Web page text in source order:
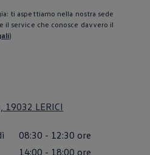
e Capital Safe +
chiavi in mano
con disabilità
Plug-In
e autonomia
ti aspettiamo nella nostra sede
il service che conosce davvero il
)
19032 LERICI
08:30 - 12:30 ore
14:00 - 18:00 ore